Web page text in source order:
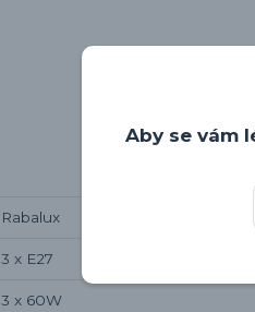
Rabalux
3 x E27
3 x 60W
Aby se vám